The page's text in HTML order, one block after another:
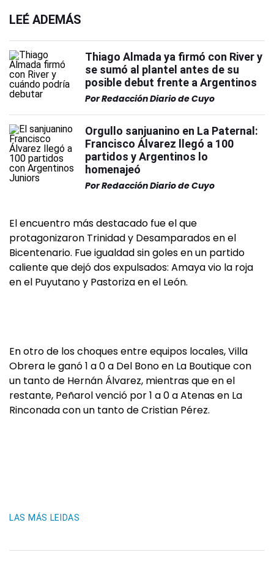
LEÉ ADEMÁS
Thiago Almada ya firmó con River y
se sumó al plantel antes de su
posible debut frente a Argentinos
PorRedacción Diario de Cuyo
Orgullo sanjuanino en La Paternal:
Francisco Álvarez llegó a 100
partidos y Argentinos lo
homenajeó
PorRedacción Diario de Cuyo
El encuentro más destacado fue el que
protagonizaron Trinidad y Desamparados en el
Bicentenario. Fue igualdad sin goles en un partido
caliente que dejó dos expulsados: Amaya vio la roja
en el Puyutano y Pastoriza en el León.
En otro de los choques entre equipos locales, Villa
Obrera le ganó 1 a 0 a Del Bono en La Boutique con
un tanto de Hernán Álvarez, mientras que en el
restante, Peñarol venció por 1 a 0 a Atenas en La
Rinconada con un tanto de Cristian Pérez.
LAS MÁS LEIDAS